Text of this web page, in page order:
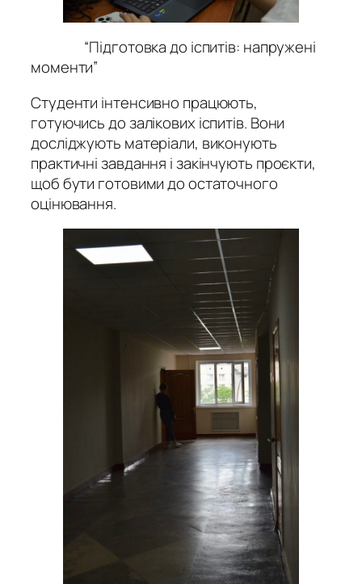
“Підготовка до іспитів: напружені
моменти”
Студенти інтенсивно працюють,
готуючись до залікових іспитів. Вони
досліджують матеріали, виконують
практичні завдання і закінчують проєкти,
щоб бути готовими до остаточного
оцінювання.